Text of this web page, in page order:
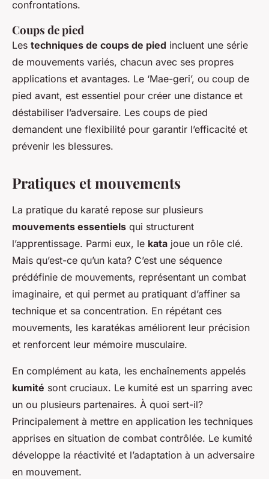
confrontations.
Coups de pied
Les techniques de coups de pied incluent une série
de mouvements variés, chacun avec ses propres
applications et avantages. Le ‘Mae-geri’, ou coup de
pied avant, est essentiel pour créer une distance et
déstabiliser l’adversaire. Les coups de pied
demandent une flexibilité pour garantir l’efficacité et
prévenir les blessures.
Pratiques et mouvements
La pratique du karaté repose sur plusieurs
mouvements essentiels qui structurent
l’apprentissage. Parmi eux, le kata joue un rôle clé.
Mais qu’est-ce qu’un kata? C’est une séquence
prédéfinie de mouvements, représentant un combat
imaginaire, et qui permet au pratiquant d’affiner sa
technique et sa concentration. En répétant ces
mouvements, les karatékas améliorent leur précision
et renforcent leur mémoire musculaire.
En complément au kata, les enchaînements appelés
kumité sont cruciaux. Le kumité est un sparring avec
un ou plusieurs partenaires. À quoi sert-il?
Principalement à mettre en application les techniques
apprises en situation de combat contrôlée. Le kumité
développe la réactivité et l’adaptation à un adversaire
en mouvement.